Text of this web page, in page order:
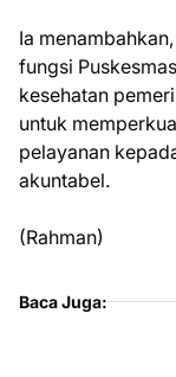
Ia
fungsi
kesehatan
untuk
pelayanan
akuntabel.
(Rahman)
Baca Juga: